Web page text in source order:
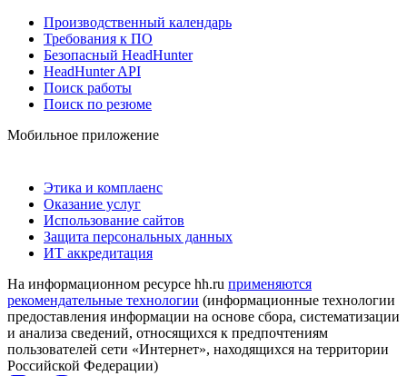
Производственный календарь
Требования к ПО
Безопасный HeadHunter
HeadHunter API
Поиск работы
Поиск по резюме
Мобильное приложение
Этика и комплаенс
Оказание услуг
Использование сайтов
Защита персональных данных
ИТ аккредитация
На информационном ресурсе hh.ru применяются
рекомендательные технологии (информационные технологии
предоставления информации на основе сбора, систематизации
и анализа сведений, относящихся к предпочтениям
пользователей сети «Интернет», находящихся на территории
Российской Федерации)